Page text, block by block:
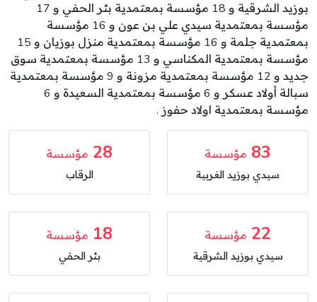
بوزيد الشرقية و 18 مؤسسة بمعتمدية بئر الحفي و 17
مؤسسة بمعتمدية سيدي علي بن عون و 16 مؤسسة
بمعتمدية جلمة و 16 مؤسسة بمعتمدية منزل بوزيان و 15
مؤسسة بمعتمدية المكناسي و 13 مؤسسة بمعتمدية سوق
جديد و 12 مؤسسة بمعتمدية مزونة و 9 مؤسسة بمعتمدية
سبالة أولاد عسكر و 6 مؤسسة بمعتمدية السعيدة و 6
مؤسسة بمعتمدية اولاد حفوز .
83 مؤسسة
سيدي بوزيد الغربية
28 مؤسسة
الرقاب
22 مؤسسة
سيدي بوزيد الشرقية
18 مؤسسة
بئر الحفي